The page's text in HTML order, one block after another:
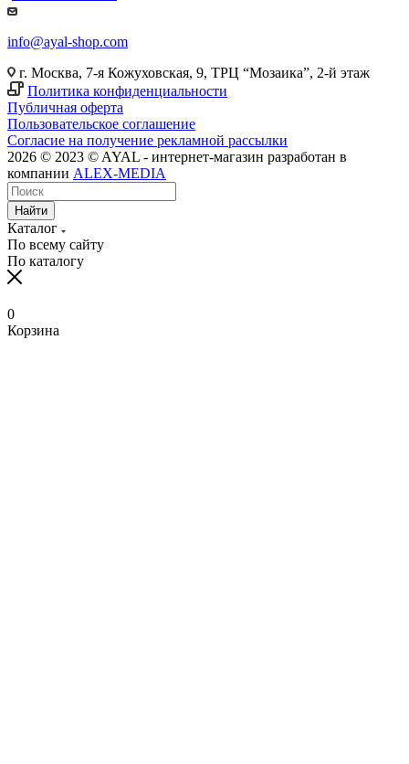
info@ayal-shop.com
г. Москва, 7-я Кожуховская, 9, ТРЦ “Мозаика”, 2-й этаж
Политика конфиденциальности
Публичная оферта
Пользовательское соглашение
Согласие на получение рекламной рассылки
2026 © 2023 © AYAL - интернет-магазин разработан в
компании ALEX-MEDIA
Найти
Каталог
По всему сайту
По каталогу
0
Корзина